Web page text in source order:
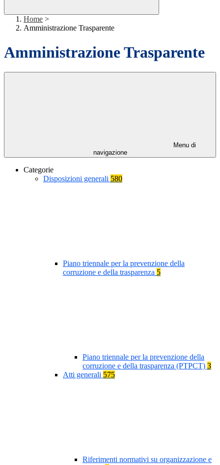
Home >
Amministrazione Trasparente
Amministrazione Trasparente
Menu di
navigazione
Categorie
Disposizioni generali 580
Piano triennale per la prevenzione della
corruzione e della trasparenza 5
Piano triennale per la prevenzione della
corruzione e della trasparenza (PTPCT) 3
Atti generali 575
Riferimenti normativi su organizzazione e